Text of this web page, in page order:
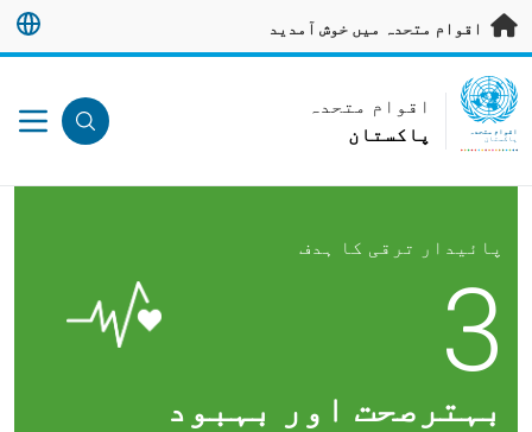
مرکزی مواد پر جائیں
اقوام متحدہ میں خوش آمدید
UN Logo
اقوام متحدہ
پاکستان
اقوام متحدہ
پاکستان
پائیدار ترقی کا ہدف
3
بہترصحت اور بہبود